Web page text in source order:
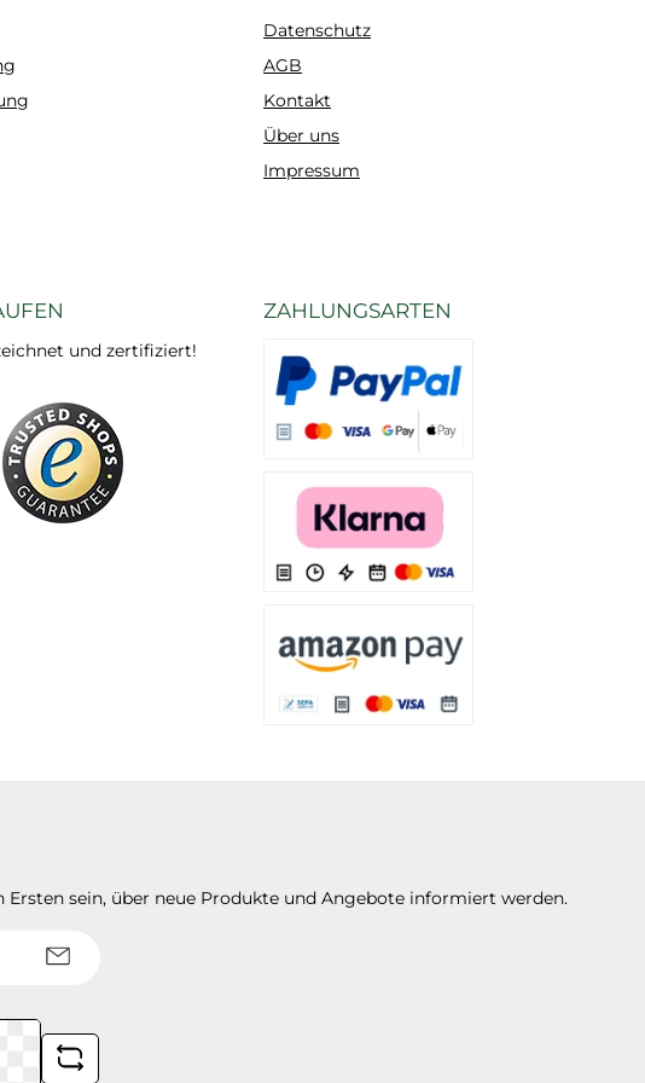
Datenschutz
AGB
Kontakt
Über uns
Impressum
und zertifiziert!
ZAHLUNGSARTEN
sein, über neue Produkte und Angebote informiert werden.